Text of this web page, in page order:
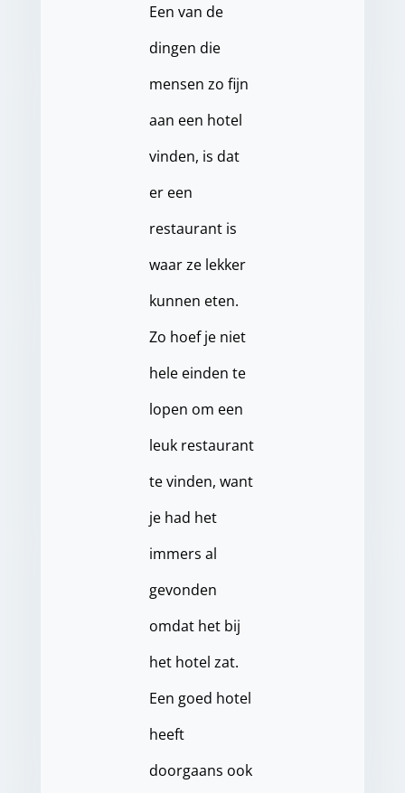
Een van de
dingen die
mensen zo fijn
aan een hotel
vinden, is dat
er een
restaurant is
waar ze lekker
kunnen eten.
Zo hoef je niet
hele einden te
lopen om een
leuk restaurant
te vinden, want
je had het
immers al
gevonden
omdat het bij
het hotel zat.
Een goed hotel
heeft
doorgaans ook